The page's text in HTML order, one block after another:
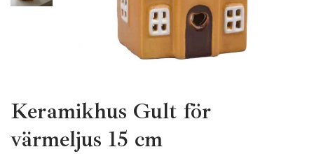
Keramikhus Gult för
värmeljus 15 cm